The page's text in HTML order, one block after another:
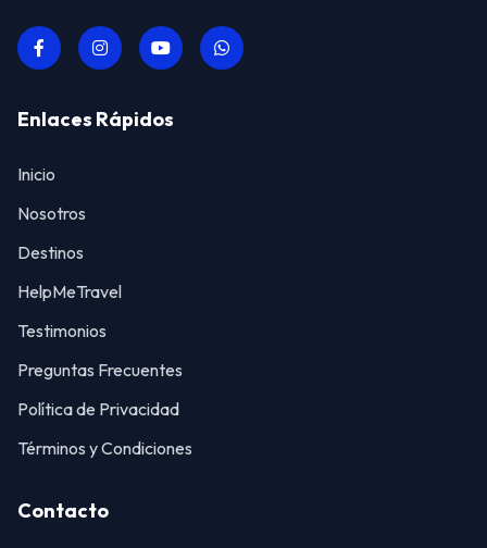
Enlaces Rápidos
Inicio
Nosotros
Destinos
HelpMeTravel
Testimonios
Preguntas Frecuentes
Política de Privacidad
Términos y Condiciones
Contacto